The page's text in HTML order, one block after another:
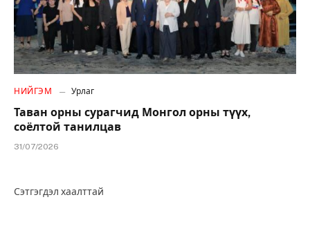
НИЙГЭМ Урлаг
Таван орны сурагчид Монгол орны түүх,
соёлтой танилцав
31/07/2026
Сэтгэгдэл хаалттай